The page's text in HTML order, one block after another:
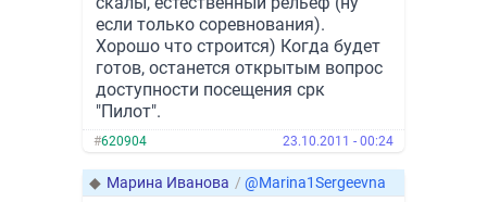
если только соревнования).
Хорошо что строится) Когда будет
готов, останется открытым вопрос
доступности посещения срк
"Пилот".
#620904 23.10.2011 - 00:24
◆ Марина Иванова / @Marina1Sergeevna